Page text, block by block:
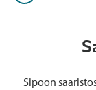
Sipoon